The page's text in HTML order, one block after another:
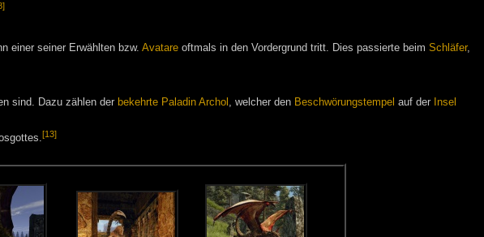
einer seiner Erwählten bzw. Avatare oftmals in den Vordergrund tritt. Dies passierte beim Schläfer,
sind. Dazu zählen der bekehrte Paladin Archol , welcher den Beschwörungstempel auf der
Insel
[13]